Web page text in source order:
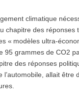
climatique
chapitre des réponses
« modèles ultra-
95 grammes de CO2
des réponses
allait être